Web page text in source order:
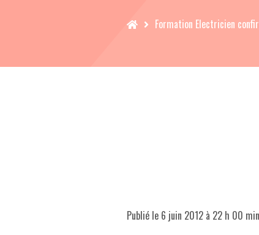
Accueil Formation Electricien
Publié le 6 juin 2012 à 22 h 00 min